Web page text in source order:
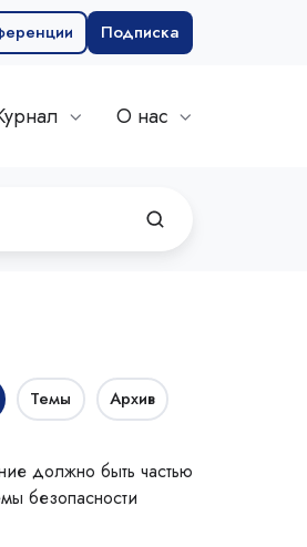
Подписка
О нас
Темы Архив
должно быть частью
безопасности